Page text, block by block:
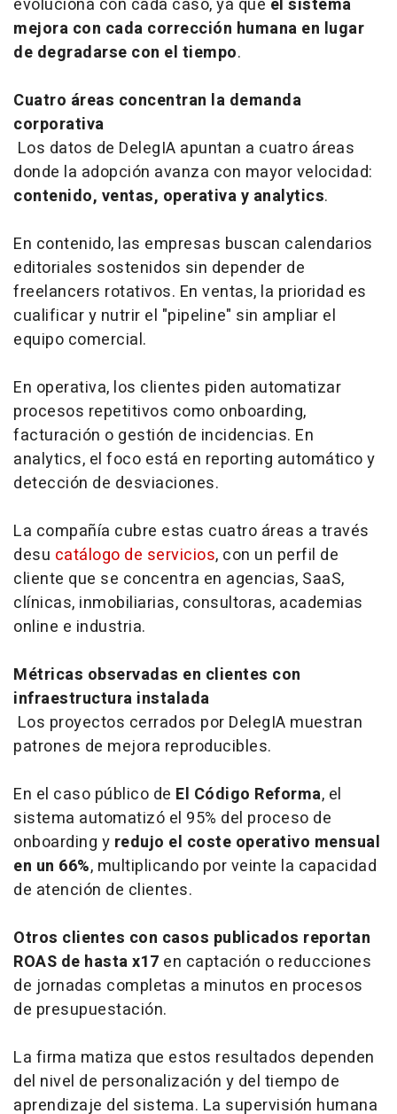
evoluciona con cada caso, ya que el sistema
mejora con cada corrección humana en lugar
de degradarse con el tiempo.
Cuatro áreas concentran la demanda
corporativa
Los datos de DelegIA apuntan a cuatro áreas
donde la adopción avanza con mayor velocidad:
contenido, ventas, operativa y analytics.
En contenido, las empresas buscan calendarios
editoriales sostenidos sin depender de
freelancers rotativos. En ventas, la prioridad es
cualificar y nutrir el "pipeline" sin ampliar el
equipo comercial.
En operativa, los clientes piden automatizar
procesos repetitivos como onboarding,
facturación o gestión de incidencias. En
analytics, el foco está en reporting automático y
detección de desviaciones.
La compañía cubre estas cuatro áreas a través
desu catálogo de servicios, con un perfil de
cliente que se concentra en agencias, SaaS,
clínicas, inmobiliarias, consultoras, academias
online e industria.
Métricas observadas en clientes con
infraestructura instalada
Los proyectos cerrados por DelegIA muestran
patrones de mejora reproducibles.
En el caso público de El Código Reforma, el
sistema automatizó el 95% del proceso de
onboarding y redujo el coste operativo mensual
en un 66%, multiplicando por veinte la capacidad
de atención de clientes.
Otros clientes con casos publicados reportan
ROAS de hasta x17 en captación o reducciones
de jornadas completas a minutos en procesos
de presupuestación.
La firma matiza que estos resultados dependen
del nivel de personalización y del tiempo de
aprendizaje del sistema. La supervisión humana